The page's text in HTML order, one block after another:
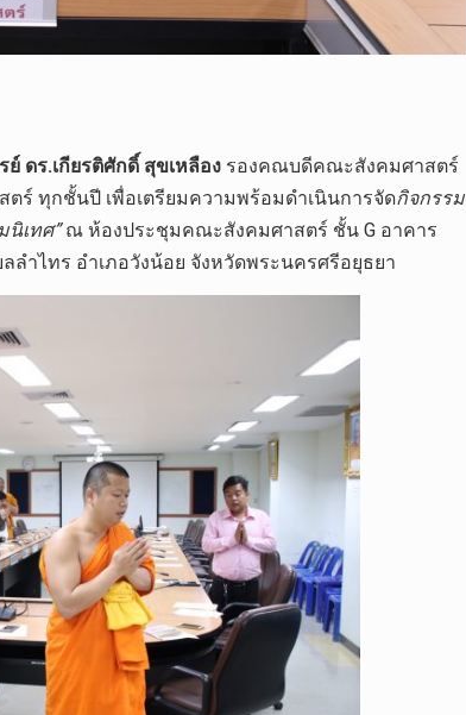
ย์ ดร.เกียรติศักดิ์ สุขเหลือง รองคณบดีคณะสังคมศาสตร์
ร์ ทุกชั้นปี เพื่อเตรียมความพร้อมดำเนินการจัดกิจกรรม
นิเทศ”ณ ห้องประชุมคณะสังคมศาสตร์ ชั้น G อาคาร
ลำไทร อำเภอวังน้อย จังหวัดพระนครศรีอยุธยา